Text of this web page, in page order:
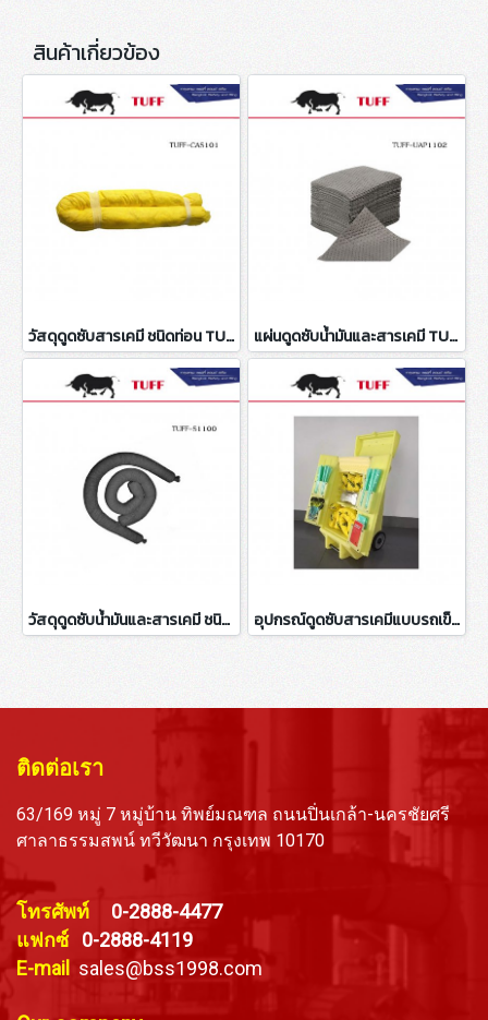
สินค้าเกี่ยวข้อง
วัสดุดูดซับสารเคมี ชนิดท่อน TUFF-CAS101 แผ่นดูดซับน้ำมันและสารเคมี TUFF-UAP1102
วัสดุดูดซับน้ำมันและสารเคมี ชนิดท่อน TUFF-S1100 อุปกรณ์ดูดซับสารเคมีแบบรถเข็น KIT 345
ติดต่อเรา
63/169 หมู่ 7 หมู่บ้าน ทิพย์มณฑล ถนนปิ่นเกล้า-นครชัยศรี
ศาลาธรรมสพน์ ทวีวัฒนา กรุงเทพ 10170
โทรศัพท์ 0-2888-4477
แฟกซ์ 0-2888-4119
E-mail
sales@bss1998.com